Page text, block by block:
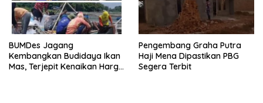
BUMDes Jagang
Kembangkan Budidaya Ikan
Mas, Terjepit Kenaikan Harga
Pengembang Graha Putra
Haji Mena Dipastikan PBG
Segera Terbit